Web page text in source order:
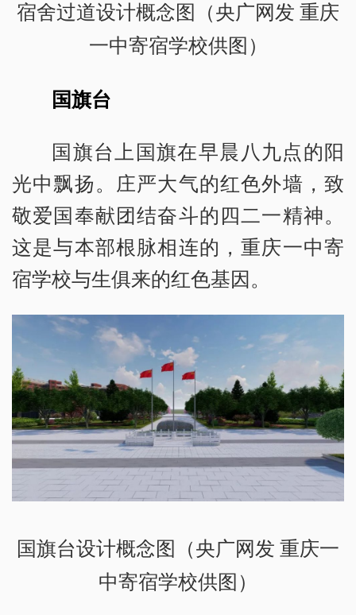
宿舍过道设计概念图（央广网发 重庆
一中寄宿学校供图）
国旗台
国旗台上国旗在早晨八九点的阳
光中飘扬。庄严大气的红色外墙，致
敬爱国奉献团结奋斗的四二一精神。
这是与本部根脉相连的，重庆一中寄
宿学校与生俱来的红色基因。
国旗台设计概念图（央广网发 重庆一
中寄宿学校供图）